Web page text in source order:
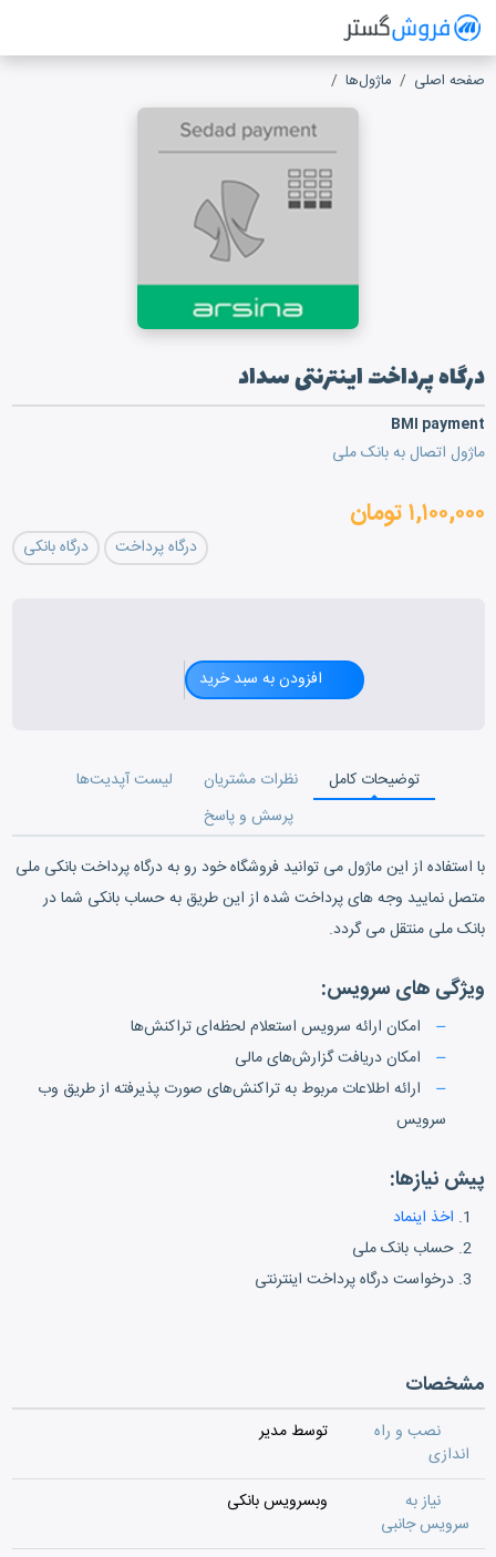
سیستم مدیریت فروش آنلاین
صفحه اصلی ماژول‌ها
درگاه پرداخت اینترنتی سداد
BMI payment
ماژول اتصال به بانک ملی
۱,۱۰۰,۰۰۰ تومان
درگاه پرداخت درگاه بانکی
افزودن به سبد خرید
توضیحات کامل نظرات مشتریان
لیست آپدیت‌ها
پرسش و پاسخ
با استفاده از این ماژول می توانید فروشگاه خود رو به درگاه پرداخت بانکی ملی
متصل نمایید وجه های پرداخت شده از این طریق به حساب بانکی شما در
بانک ملی منتقل می گردد.
ویژگی های سرویس:
امکان ارائه سرویس استعلام لحظه‌ای تراکنش‌ها
امکان دریافت گزارش‌های مالی
ارائه اطلاعات مربوط به تراکنش‌های صورت پذیرفته از طریق وب
سرویس
پیش نیازها:
اخذ اینماد
حساب بانک ملی
درخواست درگاه پرداخت اینترنتی
مشخصات
نصب و راه
اندازی
توسط مدیر
نیاز به
سرویس جانبی
وبسرویس بانکی